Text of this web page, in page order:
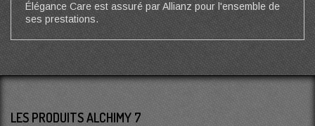
Élégance Care est assuré par Allianz pour l'ensemble de
ses prestations.
LES PRODUITS ALCHIMY 7